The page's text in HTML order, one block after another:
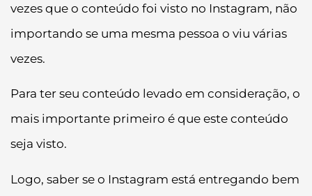
vezes que o conteúdo foi visto no Instagram, não
importando se uma mesma pessoa o viu várias
vezes.
Para ter seu conteúdo levado em consideração, o
mais importante primeiro é que este conteúdo
seja visto.
Logo, saber se o Instagram está entregando bem